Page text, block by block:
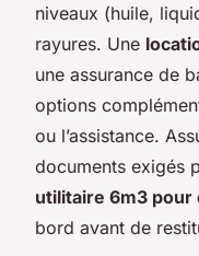
niveaux (huile,
rayures. Une
une assurance de
options
ou l’assistance.
documents exigés
utilitaire 6m3 pour
bord avant de